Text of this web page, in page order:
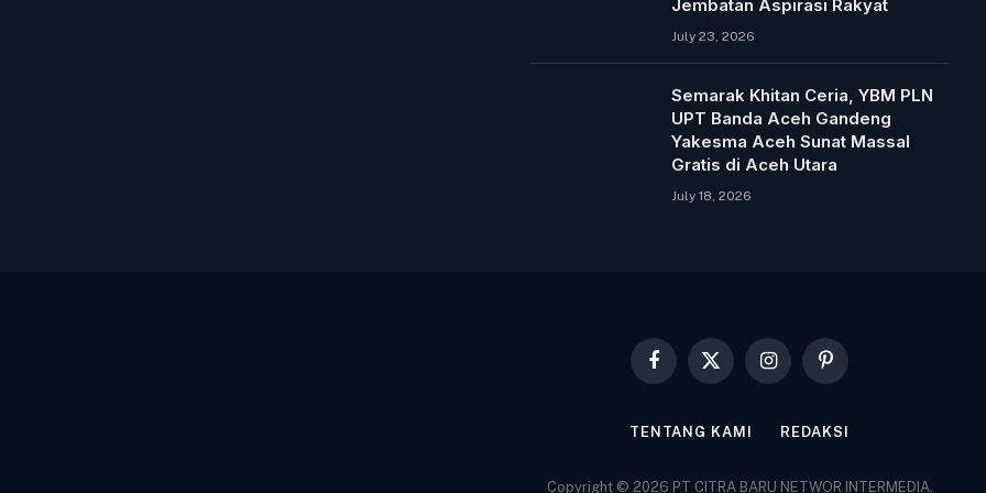
Jembatan Aspirasi Rakyat
July 23, 2026
Semarak Khitan Ceria, YBM PLN
UPT Banda Aceh Gandeng
Yakesma Aceh Sunat Massal
Gratis di Aceh Utara
July 18, 2026
Facebook
X
InstagramPinterest
TENTANG KAMI REDAKSI
Copyright © 2026 PT CITRA BARU NETWOR INTERMEDIA.